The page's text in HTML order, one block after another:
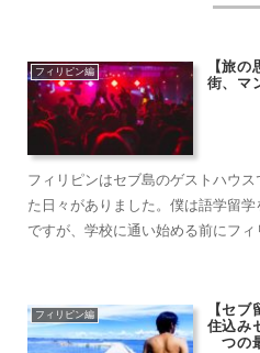
フィリピン編
【旅
街、マ
フィリピンはセブ島のゲストハウ
た日々がありました。僕は語学留
ですが、学校に通い始める前にフィ
いました。旅人の……
フィリピン編
【セ
住込み
つの